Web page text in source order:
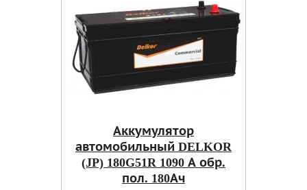
Аккумулятор
автомобильный DELKOR
(JP) 180G51R 1090 А обр.
пол. 180Ач